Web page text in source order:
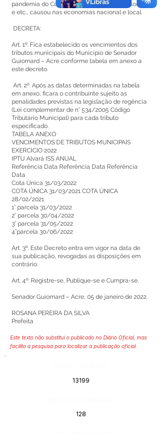
pandemia do Covid-19, com o isolamento social
e etc., causou nas economias nacional e local.
DECRETA:
Art. 1º. Fica estabelecido os vencimentos dos
tributos municipais do Município de Senador
Guiomard – Acre conforme tabela em anexo a
este decreto.
Art. 2º. Após as datas determinadas na tabela
em anexo, ficara o contribuinte sujeito as
penalidades previstas na legislação de regência
(Lei complementar de n° 534/2005 Código
Tributário Municipal) para cada tributo
especificado.
TABELA ANEXO
VENCIMENTOS DE TRIBUTOS MUNICIPAIS
EXERCICIO 2022
IPTU Alvará ISS ANUAL
Referência Data Referência Data Referência
Data
Cota Única 31/03/2022
COTA ÚNICA 31/03/2021 COTA ÚNICA
28/02/2021
1° parcela 31/03/2022
2° parcela 30/04/2022
3° parcela 31/05/2022
4°parcela 30/06/2022
Art. 3º. Este Decreto entra em vigor na data de
sua publicação, revogadas as disposições em
contrário.
Art. 4º. Registre-se, Publique-se e Cumpra-se.
Senador Guiomard – Acre, 05 de janeiro de 2022.
ROSANA PEREIRA DA SILVA
Prefeita
Este texto não substitui o publicado no Diário Oficial, mas
facilita a pesquisa para localizar a publicação oficial.
13199
128